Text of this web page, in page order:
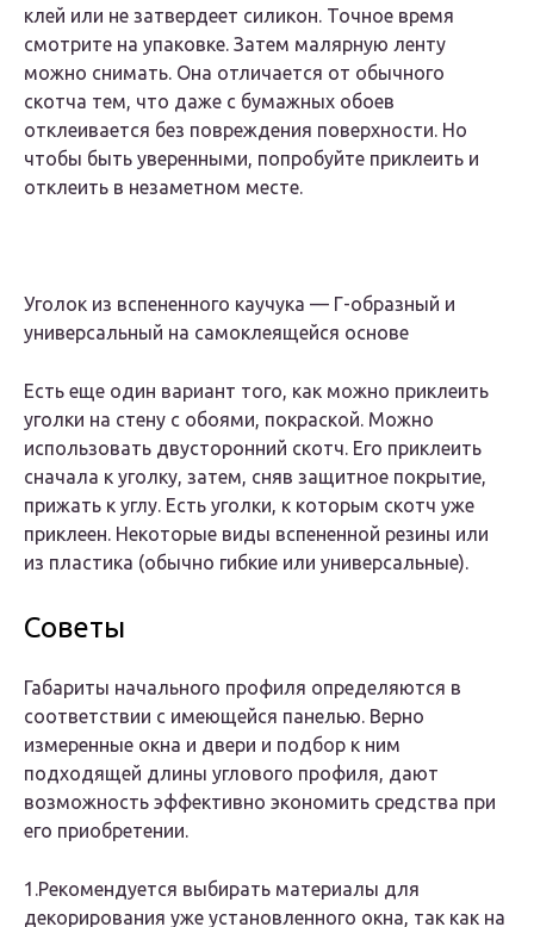
клей или не затвердеет силикон. Точное время
смотрите на упаковке. Затем малярную ленту
можно снимать. Она отличается от обычного
скотча тем, что даже с бумажных обоев
отклеивается без повреждения поверхности. Но
чтобы быть уверенными, попробуйте приклеить и
отклеить в незаметном месте.
Уголок из вспененного каучука — Г-образный и
универсальный на самоклеящейся основе
Есть еще один вариант того, как можно приклеить
уголки на стену с обоями, покраской. Можно
использовать двусторонний скотч. Его приклеить
сначала к уголку, затем, сняв защитное покрытие,
прижать к углу. Есть уголки, к которым скотч уже
приклеен. Некоторые виды вспененной резины или
из пластика (обычно гибкие или универсальные).
Советы
Габариты начального профиля определяются в
соответствии с имеющейся панелью. Верно
измеренные окна и двери и подбор к ним
подходящей длины углового профиля, дают
возможность эффективно экономить средства при
его приобретении.
1.Рекомендуется выбирать материалы для
декорирования уже установленного окна, так как на